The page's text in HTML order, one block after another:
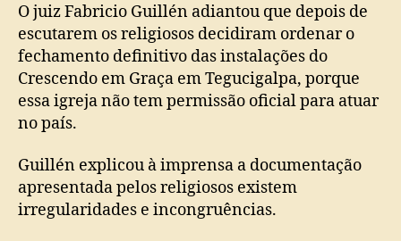
O juiz Fabricio Guillén adiantou que depois de
escutarem os religiosos decidiram ordenar o
fechamento definitivo das instalações do
Crescendo em Graça em Tegucigalpa, porque
essa igreja não tem permissão oficial para atuar
no país.
Guillén explicou à imprensa a documentação
apresentada pelos religiosos existem
irregularidades e incongruências.